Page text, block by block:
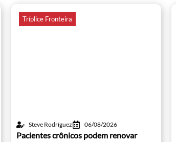
Tríplice Fronteira
Steve Rodríguez 06/08/2026
Pacientes crônicos podem renovar